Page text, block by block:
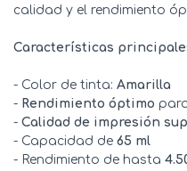
calidad y el rendimiento
Características
- Color de tinta: Amarilla
- Rendimiento óptimo
- Calidad de impresión
- Capacidad de 65 ml
- Rendimiento de hasta